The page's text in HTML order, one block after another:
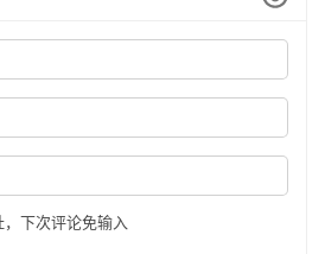
下次评论免输入